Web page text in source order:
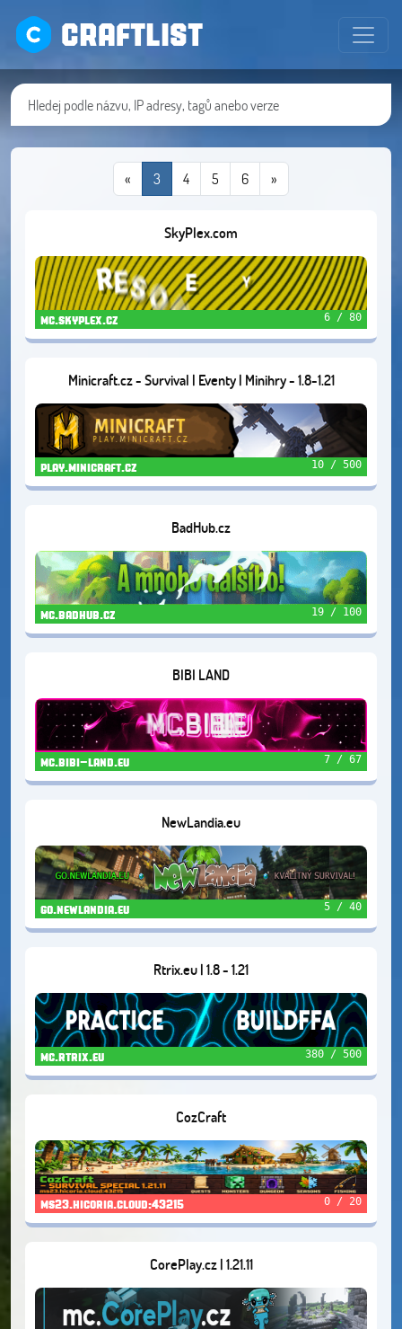
CRAFTLIST
« 3 4 5 6 »
SkyPlex.com
mc.skyplex.cz 6 / 80
Minicraft.cz - Survival | Eventy | Minihry - 1.8-1.21
play.minicraft.cz 10 / 500
BadHub.cz
mc.badhub.cz 19 / 100
BIBI LAND
mc.bibi-land.eu 7 / 67
NewLandia.eu
go.newlandia.eu 5 / 40
Rtrix.eu | 1.8 - 1.21
mc.rtrix.eu 380 / 500
CozCraft
ms23.hicoria.cloud:43215 0 / 20
CorePlay.cz | 1.21.11